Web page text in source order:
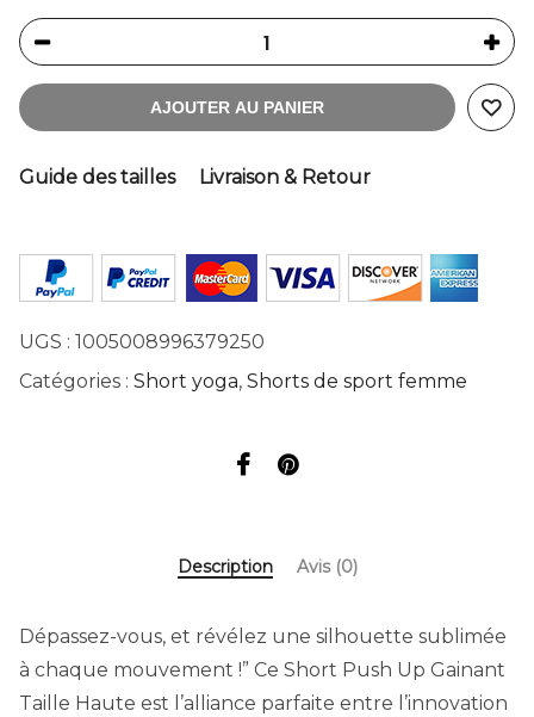
AJOUTER AU PANIER
Guide des tailles Livraison & Retour
UGS : 1005008996379250
Catégories : Short yoga, Shorts de sport femme
Description Avis (0)
Dépassez-vous, et révélez une silhouette sublimée
à chaque mouvement !” Ce Short Push Up Gainant
Taille Haute est l’alliance parfaite entre l’innovation